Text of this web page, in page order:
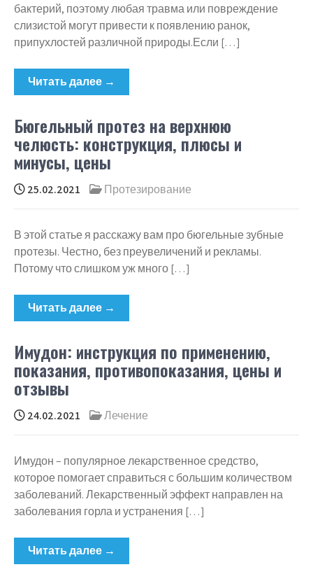
бактерий, поэтому любая травма или повреждение
слизистой могут привести к появлению ранок,
припухлостей различной природы.Если […]
Читать далее →
Бюгельный протез на верхнюю
челюсть: конструкция, плюсы и
минусы, цены
25.02.2021 Протезирование
В этой статье я расскажу вам про бюгельные зубные
протезы. Честно, без преувеличений и рекламы.
Потому что слишком уж много […]
Читать далее →
Имудон: инструкция по применению,
показания, противопоказания, цены и
отзывы
24.02.2021 Лечение
Имудон – популярное лекарственное средство,
которое помогает справиться с большим количеством
заболеваний. Лекарственный эффект направлен на
заболевания горла и устранения […]
Читать далее →